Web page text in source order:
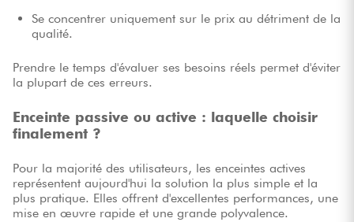
Se concentrer uniquement sur le prix au détriment de la
qualité.
Prendre le temps d'évaluer ses besoins réels permet d'éviter
la plupart de ces erreurs.
Enceinte passive ou active : laquelle choisir
finalement ?
Pour la majorité des utilisateurs, les enceintes actives
représentent aujourd'hui la solution la plus simple et la
plus pratique. Elles offrent d'excellentes performances, une
mise en œuvre rapide et une grande polyvalence.